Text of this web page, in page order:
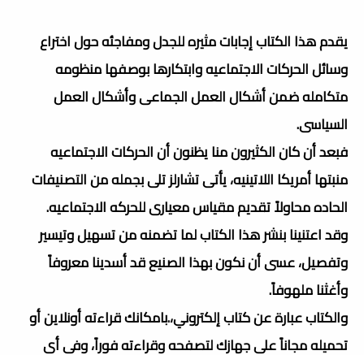
يقدم هذا الكتاب إجابات مثيره للجدل ومفاجئه حول اختراع
وسائل الحركات الاجتماعيه وابتكارها بوصفها منظومه
متكامله ضمن أشكال العمل الجماعى وأشكال العمل
السياسى.
فبعد أن كان الكثيرون منا يظنون أن الحركات الاجتماعيه
منبتها أمريكا اللاتينيه، يأتى تشارلز تلى بجمله من التصنيفات
الحاده محاولاً تقديم مقياس معيارى للحركه الاجتماعيه.
وقد اعتنينا بنشر هذا الكتاب لما تضمنه من تسهيل وتيسير
وتفصيل، عسى أن نكون بهذا الصنيع قد أسدينا معروفاً
وأغثنا ملهوفاً.
والكتاب عبارة عن كتاب إلكتروني،.بامكانك قراءته أونلاين أو
تحميله مجاناً على جهازك لتصفحه وقراءته فوراً، وفى أى